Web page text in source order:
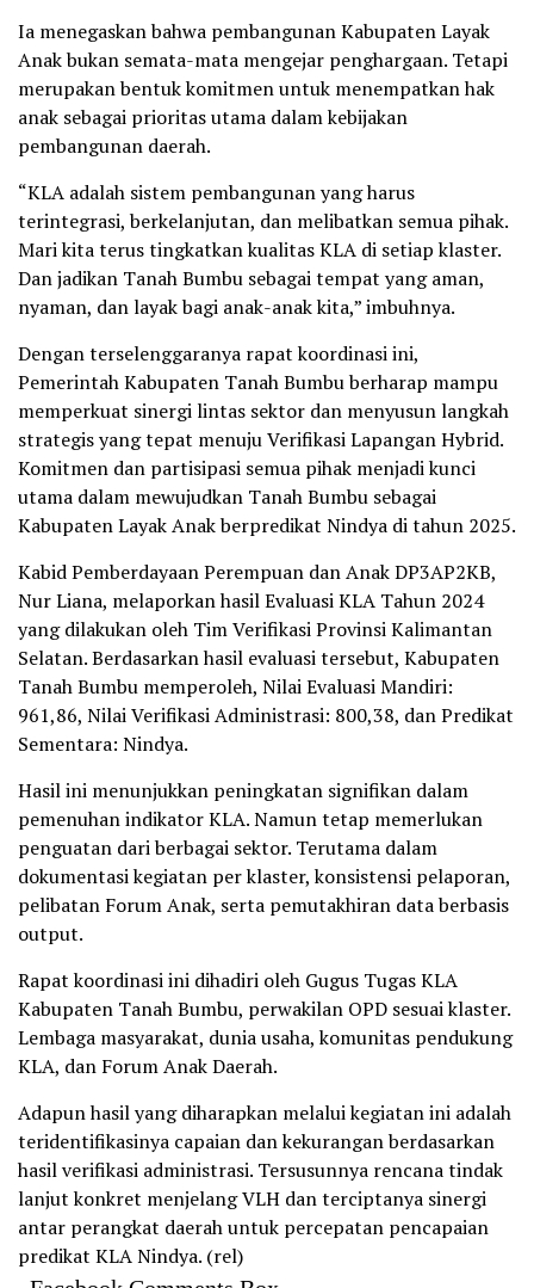
Ia menegaskan bahwa pembangunan Kabupaten Layak
Anak bukan semata-mata mengejar penghargaan. Tetapi
merupakan bentuk komitmen untuk menempatkan hak
anak sebagai prioritas utama dalam kebijakan
pembangunan daerah.
“KLA adalah sistem pembangunan yang harus
terintegrasi, berkelanjutan, dan melibatkan semua pihak.
Mari kita terus tingkatkan kualitas KLA di setiap klaster.
Dan jadikan Tanah Bumbu sebagai tempat yang aman,
nyaman, dan layak bagi anak-anak kita,” imbuhnya.
Dengan terselenggaranya rapat koordinasi ini,
Pemerintah Kabupaten Tanah Bumbu berharap mampu
memperkuat sinergi lintas sektor dan menyusun langkah
strategis yang tepat menuju Verifikasi Lapangan Hybrid.
Komitmen dan partisipasi semua pihak menjadi kunci
utama dalam mewujudkan Tanah Bumbu sebagai
Kabupaten Layak Anak berpredikat Nindya di tahun 2025.
Kabid Pemberdayaan Perempuan dan Anak DP3AP2KB,
Nur Liana, melaporkan hasil Evaluasi KLA Tahun 2024
yang dilakukan oleh Tim Verifikasi Provinsi Kalimantan
Selatan. Berdasarkan hasil evaluasi tersebut, Kabupaten
Tanah Bumbu memperoleh, Nilai Evaluasi Mandiri:
961,86, Nilai Verifikasi Administrasi: 800,38, dan Predikat
Sementara: Nindya.
Hasil ini menunjukkan peningkatan signifikan dalam
pemenuhan indikator KLA. Namun tetap memerlukan
penguatan dari berbagai sektor. Terutama dalam
dokumentasi kegiatan per klaster, konsistensi pelaporan,
pelibatan Forum Anak, serta pemutakhiran data berbasis
output.
Rapat koordinasi ini dihadiri oleh Gugus Tugas KLA
Kabupaten Tanah Bumbu, perwakilan OPD sesuai klaster.
Lembaga masyarakat, dunia usaha, komunitas pendukung
KLA, dan Forum Anak Daerah.
Adapun hasil yang diharapkan melalui kegiatan ini adalah
teridentifikasinya capaian dan kekurangan berdasarkan
hasil verifikasi administrasi. Tersusunnya rencana tindak
lanjut konkret menjelang VLH dan terciptanya sinergi
antar perangkat daerah untuk percepatan pencapaian
predikat KLA Nindya. (rel)